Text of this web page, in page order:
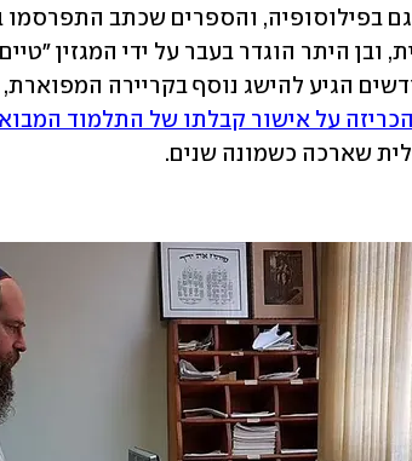
הכריזה על אישור קבלתו של התלמוד
שארכה כשמונה שנים.